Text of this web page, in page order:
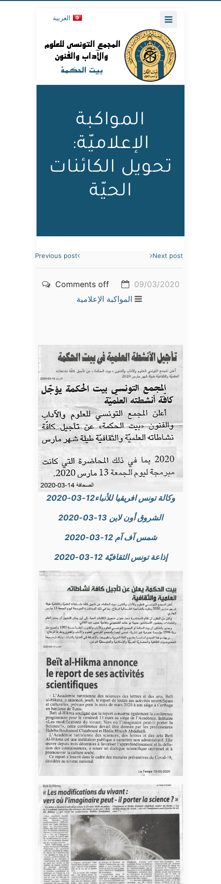
العربية
المواكبة
الإعلاميّة:
تحويل الكائنات
الحيّة
Previous post Next post
09/03/2020
Comments off
المواكبة الإعلامية
وكالة تونس افريقيا للأنباء12-03-2020
الشروق أون لاين 13-03-2020
شمس آف آم 12-03-2020
إذاعة تونس الثقافيّة 12-03-2020